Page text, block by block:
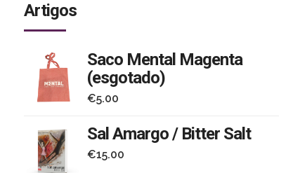
Artigos
Saco Mental Magenta
(esgotado)
€5.00
Sal Amargo / Bitter Salt
€15.00